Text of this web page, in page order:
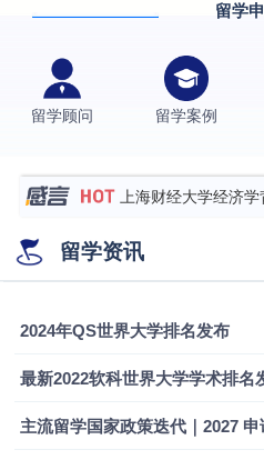
留学
留学顾问 留学案例
格拉斯哥大学国际商
伯明翰大学数字媒
Offer
上海财经大学经济
融会计硕士实录
恭喜Z同学荣获剑桥
留学资讯
2024年QS世界大学排名发布
最新2022软科世界大学学术排名
主流留学国家政策迭代｜2027